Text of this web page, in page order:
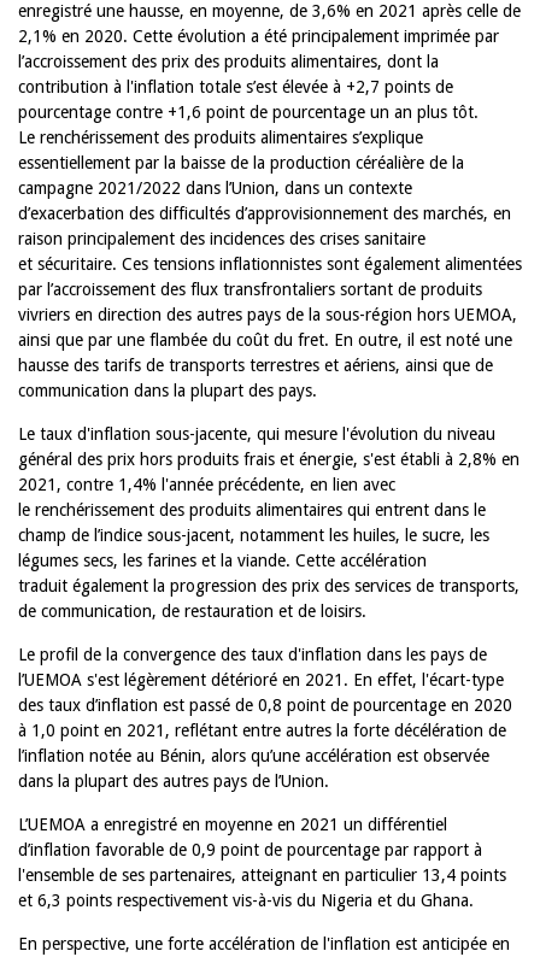
enregistré une hausse, en moyenne, de 3,6% en 2021 après celle de
2,1% en 2020. Cette évolution a été principalement imprimée par
l’accroissement des prix des produits alimentaires, dont la
contribution à l'inflation totale s’est élevée à +2,7 points de
pourcentage contre +1,6 point de pourcentage un an plus tôt.
Le renchérissement des produits alimentaires s’explique
essentiellement par la baisse de la production céréalière de la
campagne 2021/2022 dans l’Union, dans un contexte
d’exacerbation des difficultés d’approvisionnement des marchés, en
raison principalement des incidences des crises sanitaire
et sécuritaire. Ces tensions inflationnistes sont également alimentées
par l’accroissement des flux transfrontaliers sortant de produits
vivriers en direction des autres pays de la sous-région hors UEMOA,
ainsi que par une flambée du coût du fret. En outre, il est noté une
hausse des tarifs de transports terrestres et aériens, ainsi que de
communication dans la plupart des pays.
Le taux d'inflation sous-jacente, qui mesure l'évolution du niveau
général des prix hors produits frais et énergie, s'est établi à 2,8% en
2021, contre 1,4% l'année précédente, en lien avec
le renchérissement des produits alimentaires qui entrent dans le
champ de l’indice sous-jacent, notamment les huiles, le sucre, les
légumes secs, les farines et la viande. Cette accélération
traduit également la progression des prix des services de transports,
de communication, de restauration et de loisirs.
Le profil de la convergence des taux d'inflation dans les pays de
l’UEMOA s'est légèrement détérioré en 2021. En effet, l'écart-type
des taux d’inflation est passé de 0,8 point de pourcentage en 2020
à 1,0 point en 2021, reflétant entre autres la forte décélération de
l’inflation notée au Bénin, alors qu’une accélération est observée
dans la plupart des autres pays de l’Union.
L’UEMOA a enregistré en moyenne en 2021 un différentiel
d’inflation favorable de 0,9 point de pourcentage par rapport à
l'ensemble de ses partenaires, atteignant en particulier 13,4 points
et 6,3 points respectivement vis-à-vis du Nigeria et du Ghana.
En perspective, une forte accélération de l'inflation est anticipée en